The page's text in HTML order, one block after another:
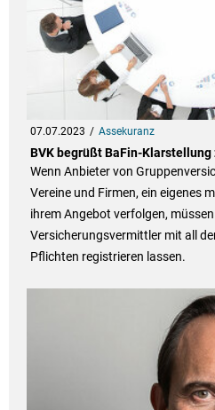
07.07.2023 Assekuranz
BVK begrüßt BaFin-
Wenn Anbieter von
Vereine und Firmen, ein eigenes
ihrem Angebot verfolgen,
Versicherungsvermittler mit all
Pflichten registrieren lassen.